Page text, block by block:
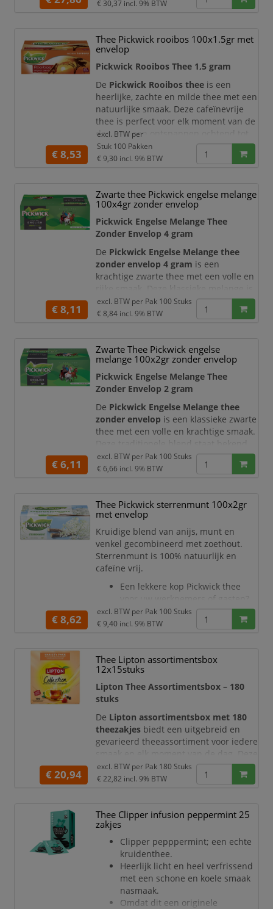
van zes populaire smaken biedt deze
De theekist is voorzien van meerdere
vakken, waarin de verschillende
theesoorten netjes gescheiden blijven.
Hierdoor houdt
€ 30,37 incl. 9% BTW
Thee Pickwick rooibos 100x1.5gr met
envelop
Pickwick Rooibos Thee 1,5 gram
De Pickwick Rooibos thee is een
heerlijke, zachte en milde thee met een
natuurlijke smaak. Deze cafeïnevrije
thee is perfect voor elk moment van de
dag, van een ontspannen ochtend tot
een rustgevend avondmoment.
De rooibosmelange staat bekend om
geleverd in handige theezakjes van 1,5
gram. Hierdoor geniet u altijd van een
perfect gedoseerde kop thee met een
consistente sma
€ 8,53
excl. BTW per
Stuk 100 Pakken
€ 9,30 incl. 9% BTW
Zwarte thee Pickwick engelse melange
100x4gr zonder envelop
Pickwick Engelse Melange Thee
Zonder Envelop 4 gram
De Pickwick Engelse Melange thee
zonder envelop 4 gram is een
krachtige zwarte thee met een volle en
rijke smaak. Deze klassieke melange is
speciaal samengesteld voor
liefhebbers van een stevige kop thee
Dankzij de grotere dosering van 4 gram
per zakje is deze thee uitermate
geschikt voor grotere mokken of
kannen, waardoor u geniet van een
€ 8,11
excl. BTW per Pak 100 Stuks
€ 8,84 incl. 9% BTW
Zwarte Thee Pickwick engelse
melange 100x2gr zonder envelop
Pickwick Engelse Melange Thee
Zonder Envelop 2 gram
De Pickwick Engelse Melange thee
zonder envelop is een klassieke zwarte
thee met een volle en krachtige smaak.
Deze traditionele blend staat bekend
om zijn rijke aroma en
uitgebalanceerde karakter, ideaal voor
De theezakjes van 2 gram zorgen voor
een perfecte dosering en een
constante smaakbeleving. Doordat
deze variant zo
€ 6,11
excl. BTW per Pak 100 Stuks
€ 6,66 incl. 9% BTW
Thee Pickwick sterrenmunt 100x2gr
met envelop
Kruidige blend van anijs, munt en
venkel gecombineerd met zoethout.
Sterrenmunt is 100% natuurlijk en
cafeïne vrij.
Een lekkere kop Pickwick thee
voor uw werknemers of gasten?
Als zakelijke klant kunt u bij ons
gemakkelijk online thee
Fairtrade thee varianten.
Thee in diverse smaken.
In zakjes met óf zonder envelop.
Pickwick Sterrenmunt is een
verfriss
€ 8,62
excl. BTW per Pak 100 Stuks
€ 9,40 incl. 9% BTW
Thee Lipton assortimentsbox
12x15stuks
Lipton Thee Assortimentsbox – 180
stuks
De Lipton assortimentsbox met 180
theezakjes biedt een uitgebreid en
gevarieerd theeassortiment voor iedere
smaak en elk moment van de dag. Deze
praktische en overzichtelijke box is
ideaal voor gebruik in kantoren, horeca,
Met een ruime selectie van
verschillende theesoorten – van
klassieke zwarte thee tot frisse groene
thee en fruitige melanges – heeft u
altijd een passende
€ 20,94
excl. BTW per Pak 180 Stuks
€ 22,82 incl. 9% BTW
Thee Clipper infusion peppermint 25
zakjes
Clipper pepppermint; een echte
kruidenthee.
Heerlijk licht en heel verfrissend
met een schone en koele smaak
nasmaak.
Omdat dit een originele